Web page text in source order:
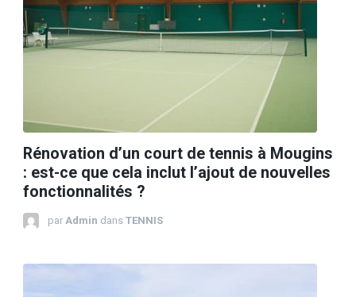
Rénovation d’un court de tennis à Mougins
: est-ce que cela inclut l’ajout de nouvelles
fonctionnalités ?
par Admin dans TENNIS